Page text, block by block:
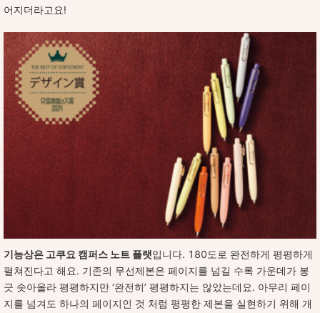
어지더라고요!
기능상은 고쿠요 캠퍼스 노트 플랫입니다. 180도로 완전하게 평평하게
펼쳐진다고 해요. 기존의 무선제본은 페이지를 넘길 수록 가운데가 봉
긋 솟아올라 평평하지만 ‘완전히’ 평평하지는 않았는데요. 아무리 페이
지를 넘겨도 하나의 페이지인 것 처럼 평평한 제본을 실현하기 위해 개